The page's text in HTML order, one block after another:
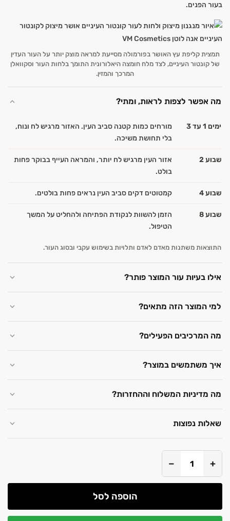
בעור הפנים.
תמצית קליפת עץ האושר בפורמולה מסייעת למראה מוצק יותר על העור העדין
של קונטור העיניים, לצד מלח חומצה היאלורונית התומך בלחות העור וסקוואלן
המרכך והמזין.
מה אפשר לצפות לראות, ומתי?
ימים 1 עד 3
מורחים כמות קטנה סביב העין. האזור מרגיש לח ונוח,
בלי תחושת משיכה.
שבוע 2
אזור העין מרגיש לח יותר, והמראה העייף בבוקר פחות
בולט.
שבוע 4 קמטוטים דקים סביב העין נראים פחות בולטים.
שבוע 8
הזמן להשוות לנקודת הפתיחה ולהחליט על המשך
הטיפול.
התוצאות משתנות מאדם לאדם ותלויות בשימוש עקבי ובסוג העור.
אילו בעיות עור המוצר פותר?
למי המוצר הזה מתאים?
מה המרכיבים הפעילים?
איך משתמשים במוצר?
מה מדיניות המשלוח וההחזרות?
שאלות נפוצות
+
−
הוספה לסל